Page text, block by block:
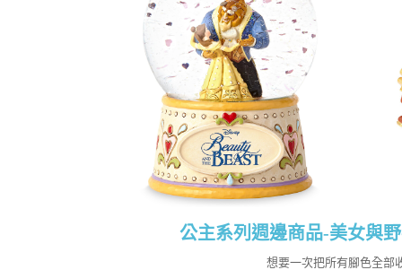
公主系列週邊商品-美女與
想要一次把所有腳色全部